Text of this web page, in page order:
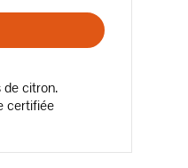
de citron.
certifiée